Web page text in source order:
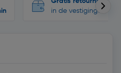
in de vestigingen